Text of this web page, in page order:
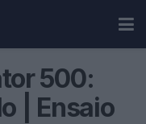
500:
| Ensaio